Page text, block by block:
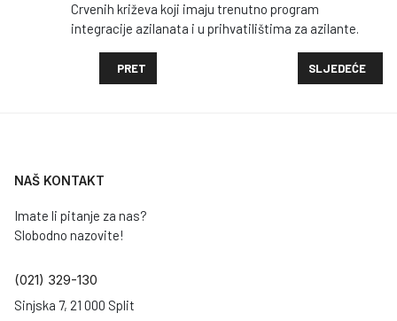
Crvenih križeva koji imaju trenutno program
integracije azilanata i u prihvatilištima za azilante.
PRETHODNI ČLANAK: SPLIT - POTENCIJAL GRADA
PRET SLJEDEĆI
SLJEDEĆE
NAŠ KONTAKT
Imate li pitanje za nas?
Slobodno nazovite!
(021) 329-130
Sinjska 7, 21 000 Split